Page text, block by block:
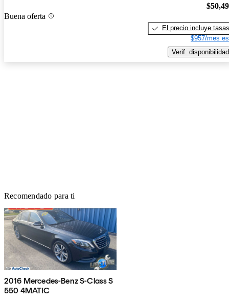
Buena oferta
El precio incluye tasas
$957/mes
Verif. disponibilidad
Recomendado para ti
2016 Mercedes-Benz S-Class S
550 4MATIC